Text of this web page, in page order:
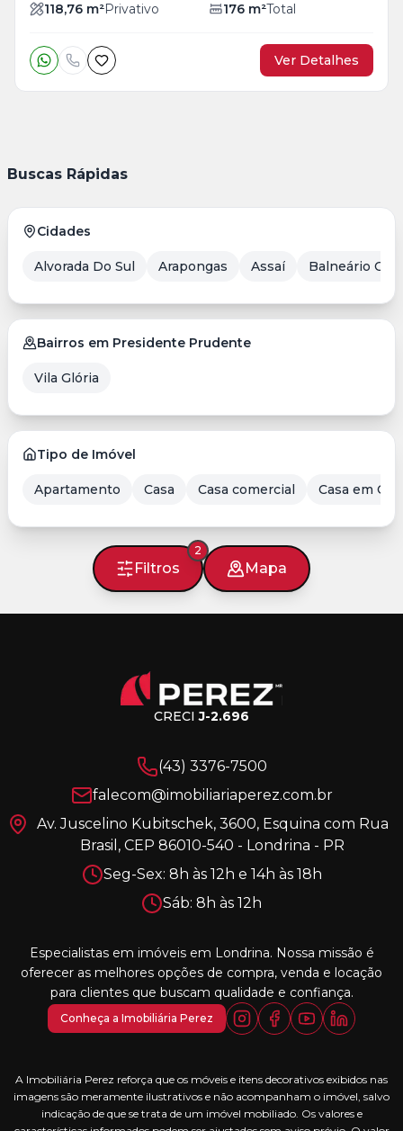
Filtros
2
Mapa
118,76 m²Privativo 176 m²Total
Ver Detalhes
Buscas Rápidas
Cidades
Alvorada Do Sul Arapongas Assaí Balneário
Bairros em Presidente Prudente
Vila Glória
Tipo de Imóvel
Apartamento Casa Casa comercial Casa em
CRECIJ-2.696
(43) 3376-7500
falecom@imobiliariaperez.com.br
Av. Juscelino Kubitschek, 3600, Esquina com Rua
Brasil, CEP 86010-540 - Londrina - PR
Seg-Sex: 8h às 12h e 14h às 18h
Sáb: 8h às 12h
Especialistas em imóveis em Londrina. Nossa missão é
oferecer as melhores opções de compra, venda e locação
para clientes que buscam qualidade e confiança.
Conheça a Imobiliária Perez
A Imobiliária Perez reforça que os móveis e itens decorativos exibidos nas
imagens são meramente ilustrativos e não acompanham o imóvel, salvo
indicação de que se trata de um imóvel mobiliado. Os valores e